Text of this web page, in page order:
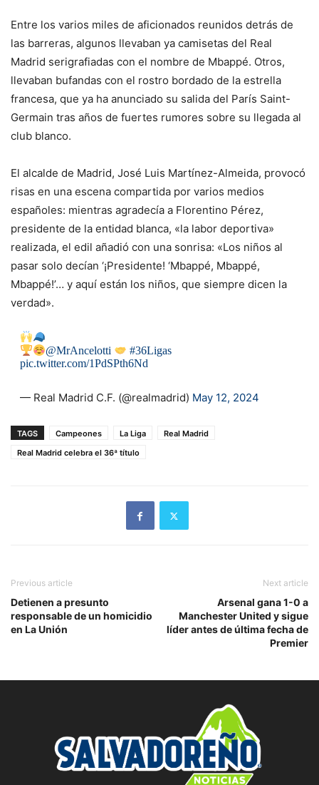
Entre los varios miles de aficionados reunidos detrás de
las barreras, algunos llevaban ya camisetas del Real
Madrid serigrafiadas con el nombre de Mbappé. Otros,
llevaban bufandas con el rostro bordado de la estrella
francesa, que ya ha anunciado su salida del París Saint-
Germain tras años de fuertes rumores sobre su llegada al
club blanco.
El alcalde de Madrid, José Luis Martínez-Almeida, provocó
risas en una escena compartida por varios medios
españoles: mientras agradecía a Florentino Pérez,
presidente de la entidad blanca, «la labor deportiva»
realizada, el edil añadió con una sonrisa: «Los niños al
pasar solo decían ‘¡Presidente! ‘Mbappé, Mbappé,
Mbappé!’… y aquí están los niños, que siempre dicen la
verdad».
@MrAncelotti
#36Ligas
pic.twitter.com/1PdSPth6Nd
— Real Madrid C.F. (@realmadrid) May 12, 2024
TAGS Campeones La Liga
Real Madrid
Real Madrid celebra el 36ª título
Previous article
Detienen a presunto
responsable de un homicidio
en La Unión
Next article
Arsenal gana 1-0 a
Manchester United y sigue
líder antes de última fecha de
Premier